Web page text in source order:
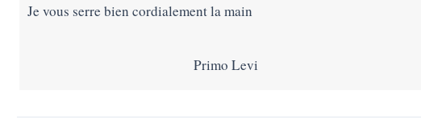
Je vous serre bien cordialement la main
Primo Levi